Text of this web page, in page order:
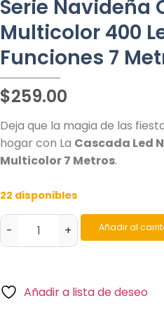
Serie Navideña
Multicolor 400
Funciones 7
$259.00
Deja que la magia de las
hogar con La Cascada Led
Multicolor 7 Metros.
22 disponibles
- + Añadir al
Añadir a lista de deseo